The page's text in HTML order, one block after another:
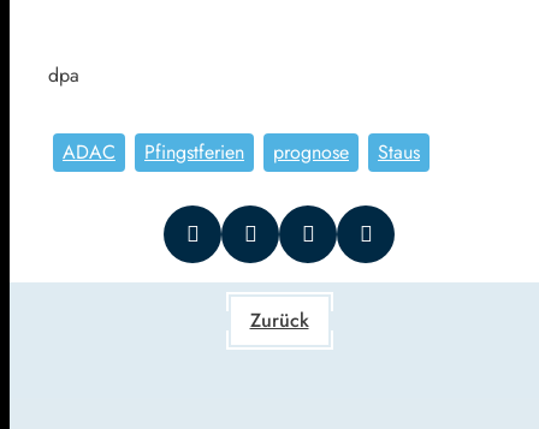
dpa
ADAC Pfingstferien prognose Staus
Zurück